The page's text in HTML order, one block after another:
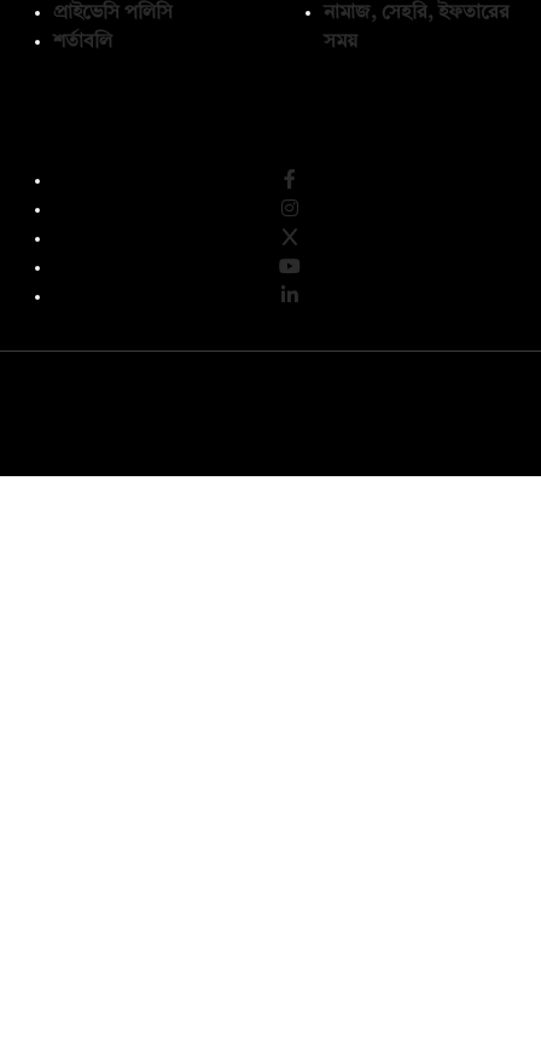
প্রাইভেসি পলিসি
শর্তাবলি
নামাজ, সেহরি, ইফতারের
সময়